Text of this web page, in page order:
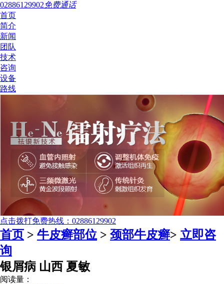
02886129902免费通话
首页
简介
新闻
团队
技术
咨询
设备
路线
点击拨打免费热线：02886129902
首页 > 牛皮癣部位 >颈部牛皮癣> 立即咨
询
银屑病 山西 夏敏
阅读量：